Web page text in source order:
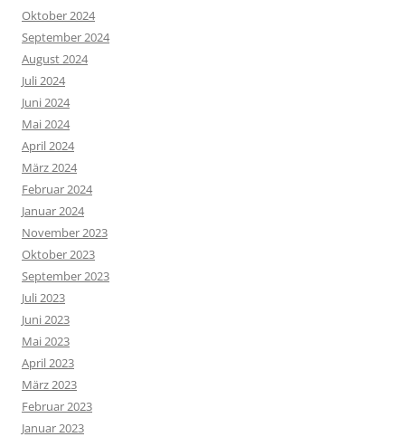
Oktober 2024
September 2024
August 2024
Juli 2024
Juni 2024
Mai 2024
April 2024
März 2024
Februar 2024
Januar 2024
November 2023
Oktober 2023
September 2023
Juli 2023
Juni 2023
Mai 2023
April 2023
März 2023
Februar 2023
Januar 2023